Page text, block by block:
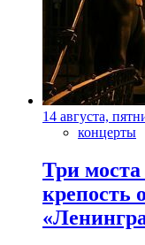
14 августа,
концерты
Три
крепость